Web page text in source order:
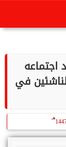
اجتماعه
في
هـ